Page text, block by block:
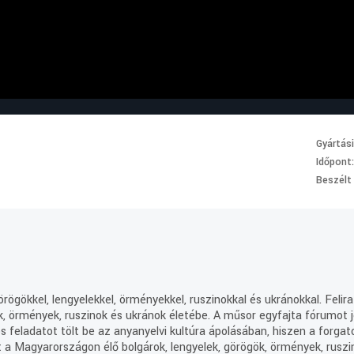
lengyelekkel, örményekkel, ruszinokkal és ukránokkal.
örmények, ruszinok és ukránok életébe. A műsor egyfajta
tölt be az anyanyelvi kultúra ápolásában, hiszen a
Magyarországon élő bolgárok, lengyelek, görögök, örmények,